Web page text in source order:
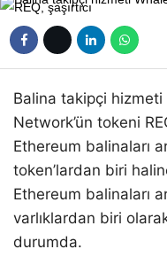
Balina takipçi hizmeti
Network’ün tokeni
Ethereum balinaları
token’lardan biri
Ethereum balinaları
varlıklardan biri
durumda.